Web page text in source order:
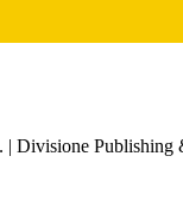
| Divisione